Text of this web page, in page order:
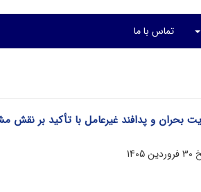
تماس با ما
و پدافند غیرعامل با تأکید بر نقش
30 فروردین 1405